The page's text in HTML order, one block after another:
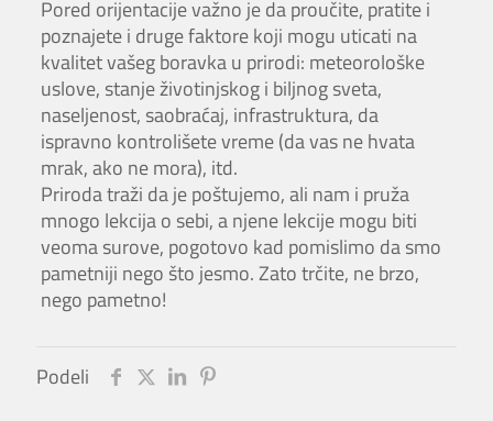
Pored orijentacije važno je da proučite, pratite i
poznajete i druge faktore koji mogu uticati na
kvalitet vašeg boravka u prirodi: meteorološke
uslove, stanje životinjskog i biljnog sveta,
naseljenost, saobraćaj, infrastruktura, da
ispravno kontrolišete vreme (da vas ne hvata
mrak, ako ne mora), itd.
Priroda traži da je poštujemo, ali nam i pruža
mnogo lekcija o sebi, a njene lekcije mogu biti
veoma surove, pogotovo kad pomislimo da smo
pametniji nego što jesmo. Zato trčite, ne brzo,
nego pametno!
Podeli